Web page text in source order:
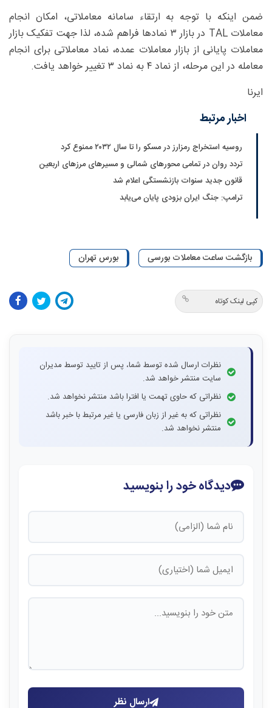
ضمن اینکه با توجه به ارتقاء سامانه معاملاتی، امکان انجام
معاملات TAL در بازار ۳ نمادها فراهم شده، لذا جهت تفکیک بازار
معاملات پایانی از بازار معاملات عمده، نماد معاملاتی برای انجام
معامله در این مرحله، از نماد ۴ به نماد ۳ تغییر خواهد یافت.
ایرنا
اخبار مرتبط
روسیه استخراج رمزارز در مسکو را تا سال ۲۰۳۲ ممنوع کرد
تردد روان در تمامی محورهای شمالی و مسیرهای مرزهای اربعین
قانون جدید سنوات بازنشستگی اعلام شد
ترامپ: جنگ ایران بزودی پایان می‌یابد
بازگشت ساعت معاملات بورسی بورس تهران
کپی لینک کوتاه
نظرات ارسال شده توسط شما، پس از تایید توسط مدیران
سایت منتشر خواهد شد.
نظراتی که حاوی تهمت یا افترا باشد منتشر نخواهد شد.
نظراتی که به غیر از زبان فارسی یا غیر مرتبط با خبر باشد
منتشر نخواهد شد.
دیدگاه خود را بنویسید
ارسال نظر